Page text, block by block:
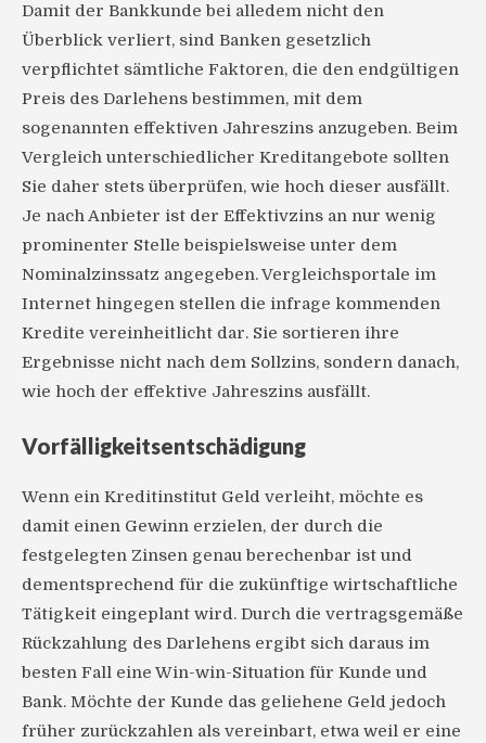
Damit der Bankkunde bei alledem nicht den
Überblick verliert, sind Banken gesetzlich
verpflichtet sämtliche Faktoren, die den endgültigen
Preis des Darlehens bestimmen, mit dem
sogenannten effektiven Jahreszins anzugeben. Beim
Vergleich unterschiedlicher Kreditangebote sollten
Sie daher stets überprüfen, wie hoch dieser ausfällt.
Je nach Anbieter ist der Effektivzins an nur wenig
prominenter Stelle beispielsweise unter dem
Nominalzinssatz angegeben. Vergleichsportale im
Internet hingegen stellen die infrage kommenden
Kredite vereinheitlicht dar. Sie sortieren ihre
Ergebnisse nicht nach dem Sollzins, sondern danach,
wie hoch der effektive Jahreszins ausfällt.
Vorfälligkeitsentschädigung
Wenn ein Kreditinstitut Geld verleiht, möchte es
damit einen Gewinn erzielen, der durch die
festgelegten Zinsen genau berechenbar ist und
dementsprechend für die zukünftige wirtschaftliche
Tätigkeit eingeplant wird. Durch die vertragsgemäße
Rückzahlung des Darlehens ergibt sich daraus im
besten Fall eine Win-win-Situation für Kunde und
Bank. Möchte der Kunde das geliehene Geld jedoch
früher zurückzahlen als vereinbart, etwa weil er eine